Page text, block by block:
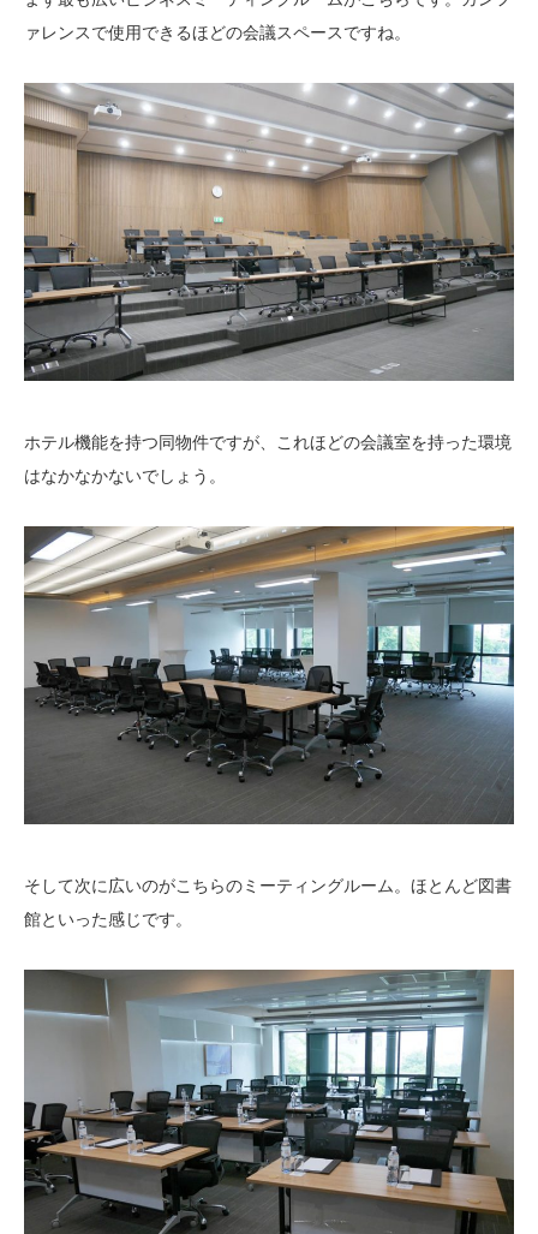
ァレンスで使用できるほどの会議スペースですね。
ホテル機能を持つ同物件ですが、これほどの会議室を持った環境
はなかなかないでしょう。
そして次に広いのがこちらのミーティングルーム。ほとんど図書
館といった感じです。